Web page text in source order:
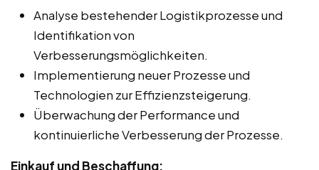
Analyse bestehender Logistikprozesse und
Identifikation von
Verbesserungsmöglichkeiten.
Implementierung neuer Prozesse und
Technologien zur Effizienzsteigerung.
Überwachung der Performance und
kontinuierliche Verbesserung der Prozesse.
Einkauf und Beschaffung: